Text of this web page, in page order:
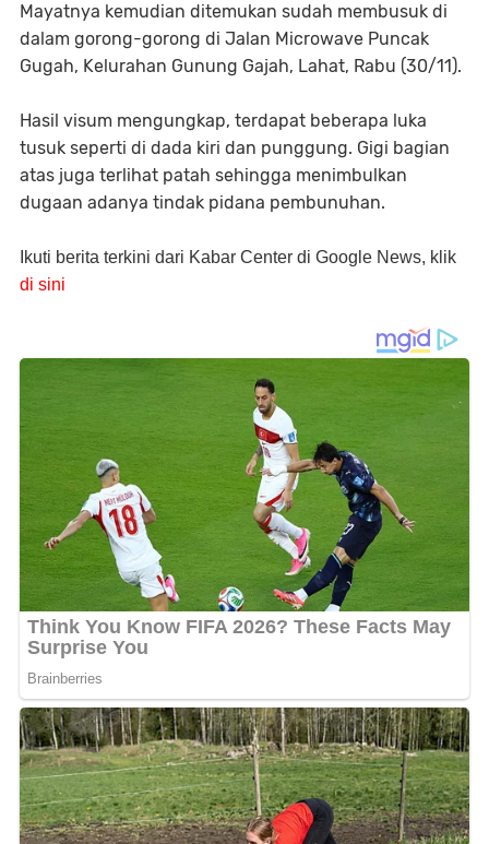
Mayatnya kemudian ditemukan sudah membusuk di
dalam gorong-gorong di Jalan Microwave Puncak
Gugah, Kelurahan Gunung Gajah, Lahat, Rabu (30/11).
Hasil visum mengungkap, terdapat beberapa luka
tusuk seperti di dada kiri dan punggung. Gigi bagian
atas juga terlihat patah sehingga menimbulkan
dugaan adanya tindak pidana pembunuhan.
Ikuti berita terkini dari Kabar Center di Google News, klik
di sini